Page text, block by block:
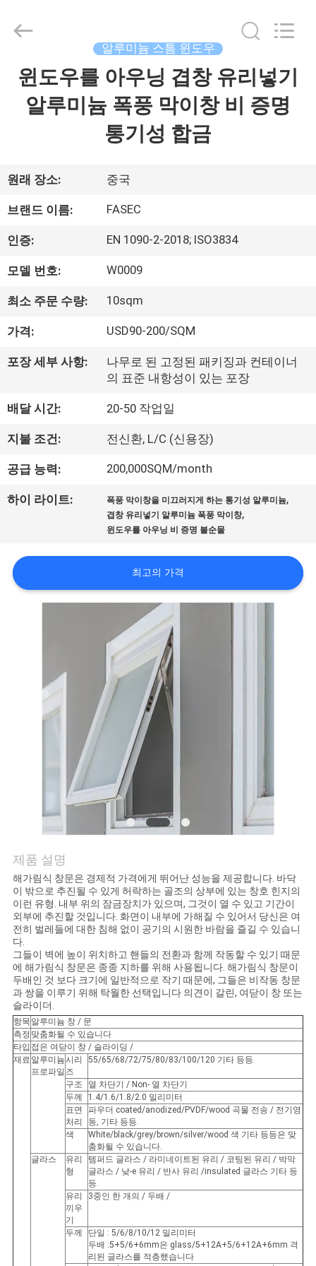
집
우
리
에
여
장
여
행
질
관
스
경
우
인
용
문
을
2026
Co.,Ltd..
Reserved.
알루미늄 스톰 윈도우
윈도우를 아우닝 겹창 유리넣기
알루미늄 폭풍 막이창 비 증명
통기성 합금
원래 장소: 중국
브랜드 이름: FASEC
인증: EN 1090-2-2018; ISO3834
모델 번호: W0009
최소 주문 수량: 10sqm
가격: USD90-200/SQM
포장 세부 사항:
나무로 된 고정된 패키징과 컨테이너
의 표준 내항성이 있는 포장
배달 시간: 20-50 작업일
지불 조건: 전신환, L/C (신용장)
공급 능력: 200,000SQM/month
하이 라이트: 폭풍 막이창을 미끄러지게 하는 통기성 알루미늄,
겹창 유리넣기 알루미늄 폭풍 막이창,
윈도우를 아우닝 비 증명 불순물
최고의 가격
제품 설명
해가림식 창문은 경제적 가격에게 뛰어난 성능을 제공합니다. 바닥
이 밖으로 추진될 수 있게 허락하는 골조의 상부에 있는 창호 힌지의
이런 유형. 내부 위의 잠금장치가 있으며, 그것이 열 수 있고 기간이
외부에 추진할 것입니다. 화면이 내부에 가해질 수 있어서 당신은 여
전히 벌레들에 대한 침해 없이 공기의 시원한 바람을 즐길 수 있습니
다.
그들이 벽에 높이 위치하고 핸들의 전환과 함께 작동할 수 있기 때문
에 해가림식 창문은 종종 지하를 위해 사용됩니다. 해가림식 창문이
두배인 것 보다 크기에 일반적으로 작기 때문에, 그들은 비작동 창문
과 쌍을 이루기 위해 탁월한 선택입니다 의견이 갈린, 여닫이 창 또는
슬라이더.
항목 알루미늄 창 / 문
측정 맞춤화될 수 있습니다
타입 접은 여닫이 창 / 슬라이딩 /
재료 알루미늄
프로파일
시리
즈
55/65/68/72/75/80/83/100/120 기타 등등.
구조
열 차단기 / Non- 열 차단기
두께
1.4/1.6/1.8/2.0 밀리미터
표면
처리
파우더 coated/anodized/PVDF/wood 곡물 전송 / 전기영
동, 기타 등등.
색
White/black/grey/brown/silver/wood 색 기타 등등은 맞
춤화될 수 있습니다.
글라스
유리
형
템퍼드 글라스 / 라미네이트된 유리 / 코팅된 유리 / 박막
글라스 / 낮-e 유리 / 반사 유리 /insulated 글라스 기타 등
등.
유리
끼우
기
3중인 한 개의 / 두배 /
두께
단일 : 5/6/8/10/12 밀리미터
두배 :5+5/6+6mm은 glass/5+12A+5/6+12A+6mm 격
리된 글라스를 적층했습니다